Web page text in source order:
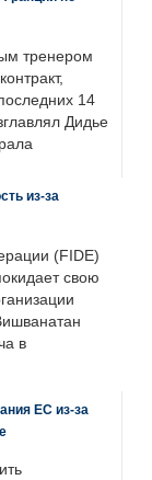
тренером
14
Дидье
из-за
(FIDE)
свою
в
ЕС из-за